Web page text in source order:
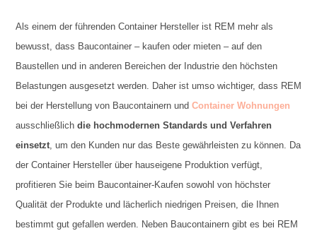
Als einem der führenden Container Hersteller ist REM mehr als
bewusst, dass Baucontainer – kaufen oder mieten – auf den
Baustellen und in anderen Bereichen der Industrie den höchsten
Belastungen ausgesetzt werden. Daher ist umso wichtiger, dass REM
bei der Herstellung von Baucontainern und Container Wohnungen
ausschließlich die hochmodernen Standards und Verfahren
einsetzt, um den Kunden nur das Beste gewährleisten zu können. Da
der Container Hersteller über hauseigene Produktion verfügt,
profitieren Sie beim Baucontainer-Kaufen sowohl von höchster
Qualität der Produkte und lächerlich niedrigen Preisen, die Ihnen
bestimmt gut gefallen werden. Neben Baucontainern gibt es bei REM